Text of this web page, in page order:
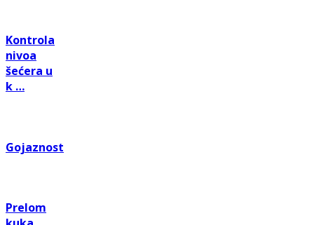
Kontrola
nivoa
šećera u
k …
Gojaznost
Prelom